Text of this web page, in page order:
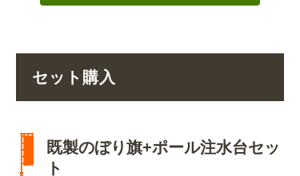
セット購入
既製のぼり旗+ポール注水台セッ
ト